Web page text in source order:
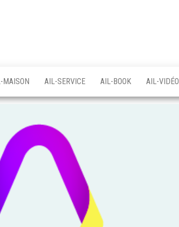
–
MAISON AIL-SERVICE AIL-BOOK AIL-VIDÉO